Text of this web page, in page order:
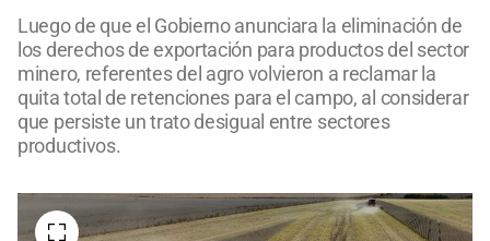
Luego de que el Gobierno anunciara la eliminación de
los derechos de exportación para productos del sector
minero, referentes del agro volvieron a reclamar la
quita total de retenciones para el campo, al considerar
que persiste un trato desigual entre sectores
productivos.